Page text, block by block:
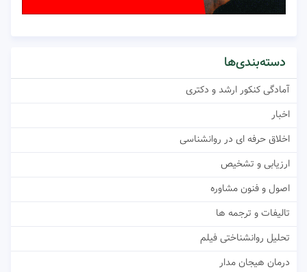
دسته‌بندی‌ها
آمادگی کنکور ارشد و دکتری
اخبار
اخلاق حرفه ای در روانشناسی
ارزیابی و تشخیص
اصول و فنون مشاوره
تالیفات و ترجمه ها
تحلیل روانشناختی فیلم
درمان هیجان مدار